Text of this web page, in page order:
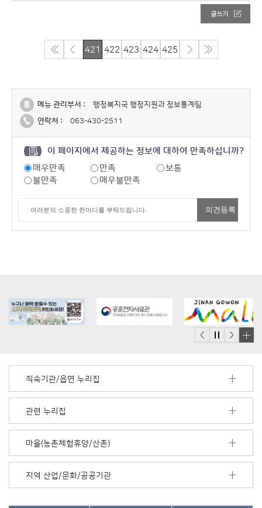
421 422 423 424 425
메뉴 관리부서 :
행정복지국 행정지원과 정보통계팀
연락처 :
063-430-2511
이 페이지에서 제공하는 정보에 대하여 만족하십니까?
매우만족
만족
보통
불만족
매우불만족
더
기
직속기관/읍면 누리집
관련 누리집
마을(농촌체험휴양/산촌)
지역 산업/문화/공공기관